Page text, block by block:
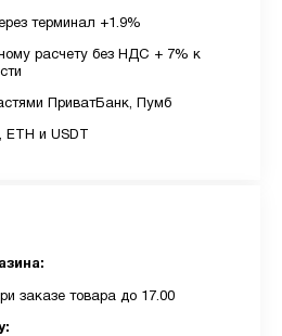
для розстрочки в
в додатку.
заказе товара до 17.00
терминал +1.9%
расчету без НДС + 7% к
ПриватБанк, Пумб
и USDT